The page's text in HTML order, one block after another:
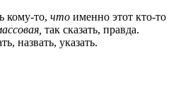
кому-то, что именно этот кто-то
так сказать, правда.
назвать, указать.